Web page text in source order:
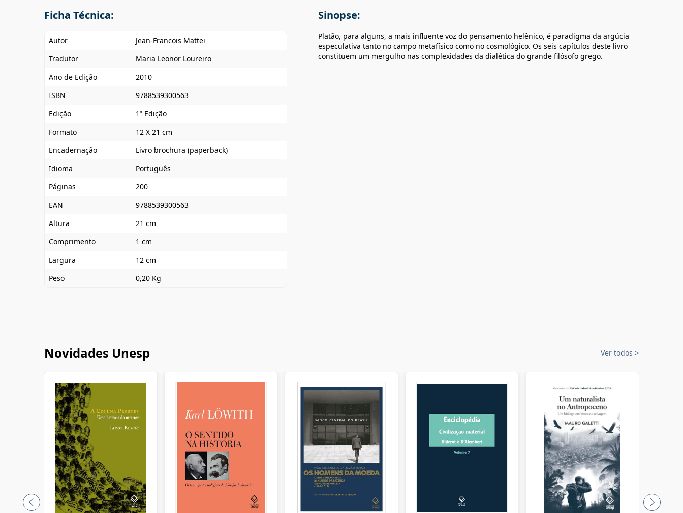
Ficha Técnica:
Autor
Jean-Francois Mattei
Tradutor
Maria Leonor Loureiro
Ano de Edição
2010
ISBN
9788539300563
Edição
1ª Edição
Formato
12 X 21 cm
Encadernação
Livro brochura (paperback)
Idioma
Português
Páginas
200
EAN
9788539300563
Altura
21 cm
Comprimento
1 cm
Largura
12 cm
Peso
0,20 Kg
Sinopse:
Platão, para alguns, a mais influente voz do pensamento helênico, é paradigma da argúcia
especulativa tanto no campo metafísico como no cosmológico. Os seis capítulos deste livro
constituem um mergulho nas complexidades da dialética do grande filósofo grego.
Novidades Unesp Ver todos >